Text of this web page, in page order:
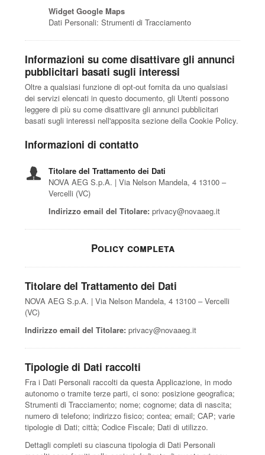
Widget Google Maps
Dati Personali: Strumenti di Tracciamento
Informazioni su come disattivare gli annunci
pubblicitari basati sugli interessi
Oltre a qualsiasi funzione di opt-out fornita da uno qualsiasi
dei servizi elencati in questo documento, gli Utenti possono
leggere di più su come disattivare gli annunci pubblicitari
basati sugli interessi nell'apposita sezione della Cookie Policy.
Informazioni di contatto
Titolare del Trattamento dei Dati
NOVA AEG S.p.A. | Via Nelson Mandela, 4 13100 –
Vercelli (VC)
Indirizzo email del Titolare: privacy@novaaeg.it
Policy completa
Titolare del Trattamento dei Dati
NOVA AEG S.p.A. | Via Nelson Mandela, 4 13100 – Vercelli
(VC)
Indirizzo email del Titolare: privacy@novaaeg.it
Tipologie di Dati raccolti
Fra i Dati Personali raccolti da questa Applicazione, in modo
autonomo o tramite terze parti, ci sono: posizione geografica;
Strumenti di Tracciamento; nome; cognome; data di nascita;
numero di telefono; indirizzo fisico; contea; email; CAP; varie
tipologie di Dati; città; Codice Fiscale; Dati di utilizzo.
Dettagli completi su ciascuna tipologia di Dati Personali